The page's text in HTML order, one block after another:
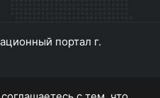
портал г.